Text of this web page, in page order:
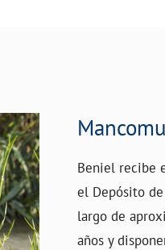
Beniel recibe
el Depósito
largo de
años y